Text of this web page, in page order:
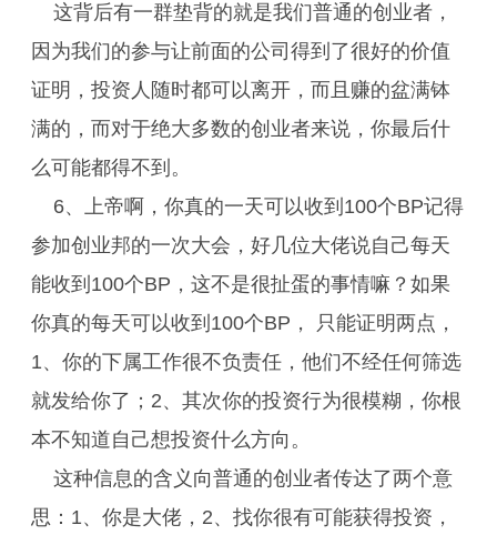
这背后有一群垫背的就是我们普通的创业者，
因为我们的参与让前面的公司得到了很好的价值
证明，投资人随时都可以离开，而且赚的盆满钵
满的，而对于绝大多数的创业者来说，你最后什
么可能都得不到。
6、上帝啊，你真的一天可以收到100个BP记得
参加创业邦的一次大会，好几位大佬说自己每天
能收到100个BP，这不是很扯蛋的事情嘛？如果
你真的每天可以收到100个BP， 只能证明两点，
1、你的下属工作很不负责任，他们不经任何筛选
就发给你了；2、其次你的投资行为很模糊，你根
本不知道自己想投资什么方向。
这种信息的含义向普通的创业者传达了两个意
思：1、你是大佬，2、找你很有可能获得投资，